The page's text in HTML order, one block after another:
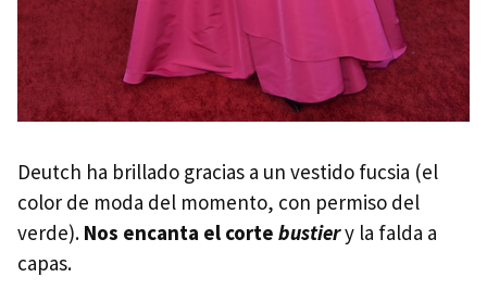
Deutch ha brillado gracias a un vestido fucsia (el
color de moda del momento, con permiso del
verde). Nos encanta el corte bustiery la falda a
capas.